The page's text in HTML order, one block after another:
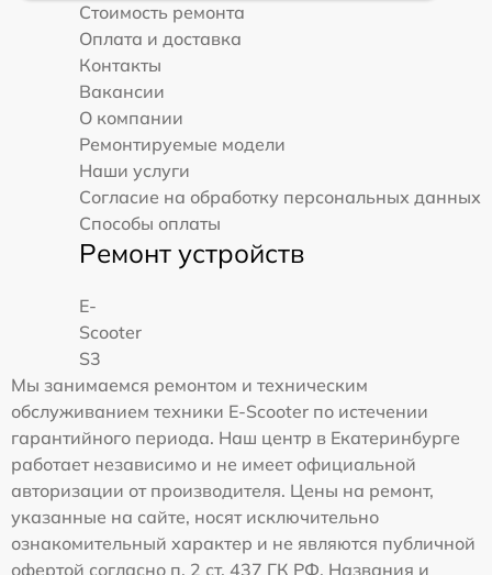
Стоимость ремонта
Оплата и доставка
Контакты
Вакансии
О компании
Ремонтируемые модели
Наши услуги
Согласие на обработку персональных данных
Способы оплаты
Ремонт устройств
E-
Scooter
S3
Мы занимаемся ремонтом и техническим
обслуживанием техники E-Scooter по истечении
гарантийного периода. Наш центр в Екатеринбурге
работает независимо и не имеет официальной
авторизации от производителя. Цены на ремонт,
указанные на сайте, носят исключительно
ознакомительный характер и не являются публичной
офертой согласно п. 2 ст. 437 ГК РФ. Названия и